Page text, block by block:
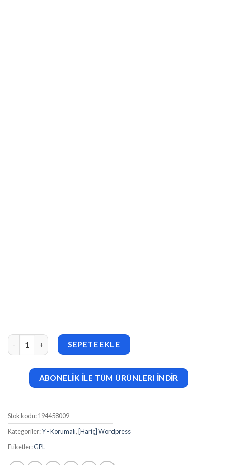
Modula Pro v2.8.22 + Free v2.13.2 + Addons adet
SEPETE EKLE
ABONELİK İLE TÜM ÜRÜNLERI İNDİR
Stok kodu:194458009
Kategoriler:Y - Korumalı, [Hariç] Wordpress
Etiketler:GPL